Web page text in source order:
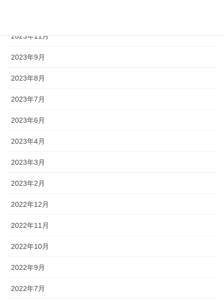
2023年11月
2023年9月
2023年8月
2023年7月
2023年6月
2023年4月
2023年3月
2023年2月
2022年12月
2022年11月
2022年10月
2022年9月
2022年7月